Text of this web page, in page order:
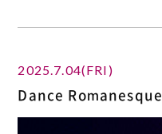
2025.7.04(FRI)
Dance Romanesque